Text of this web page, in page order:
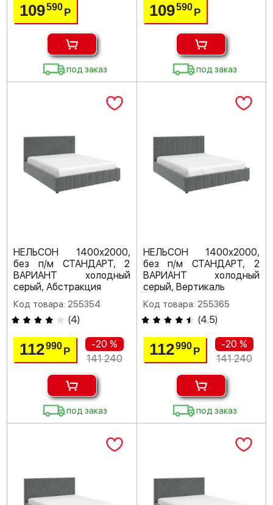
109590Р
под заказ
109590 Р
под заказ
НЕЛЬСОН 1400х2000,
без п/м СТАНДАРТ, 2
ВАРИАНТ холодный
серый, Абстракция
Код товара: 255354
(4)
112990Р
-20 %
141 240
под заказ
НЕЛЬСОН 1400х2000,
без п/м СТАНДАРТ, 2
ВАРИАНТ холодный
серый, Вертикаль
Код товара: 255365
(4.5)
112990 Р
-20 %
141 240
под заказ